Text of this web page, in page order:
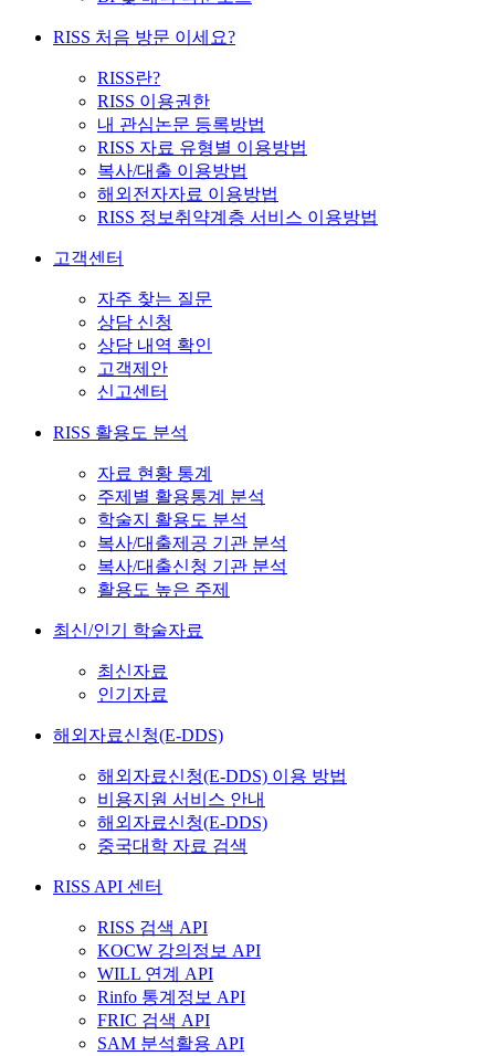
RISS 처음 방문 이세요?
RISS란?
RISS 이용권한
내 관심논문 등록방법
RISS 자료 유형별 이용방법
복사/대출 이용방법
해외전자자료 이용방법
RISS 정보취약계층 서비스 이용방법
고객센터
자주 찾는 질문
상담 신청
상담 내역 확인
고객제안
신고센터
RISS 활용도 분석
자료 현황 통계
주제별 활용통계 분석
학술지 활용도 분석
복사/대출제공 기관 분석
복사/대출신청 기관 분석
활용도 높은 주제
최신/인기 학술자료
최신자료
인기자료
해외자료신청(E-DDS)
해외자료신청(E-DDS) 이용 방법
비용지원 서비스 안내
해외자료신청(E-DDS)
중국대학 자료 검색
RISS API 센터
RISS 검색 API
KOCW 강의정보 API
WILL 연계 API
Rinfo 통계정보 API
FRIC 검색 API
SAM 분석활용 API